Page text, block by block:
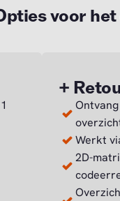
voor
+
Werkt
2D-